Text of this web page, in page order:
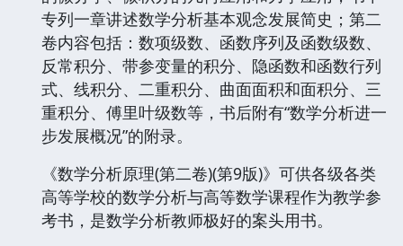
专列一章讲述数学分析基本观念发展简史；第二
卷内容包括：数项级数、函数序列及函数级数、
反常积分、带参变量的积分、隐函数和函数行列
式、线积分、二重积分、曲面面积和面积分、三
重积分、傅里叶级数等，书后附有“数学分析进一
步发展概况”的附录。
《数学分析原理(第二卷)(第9版)》可供各级各类
高等学校的数学分析与高等数学课程作为教学参
考书，是数学分析教师极好的案头用书。